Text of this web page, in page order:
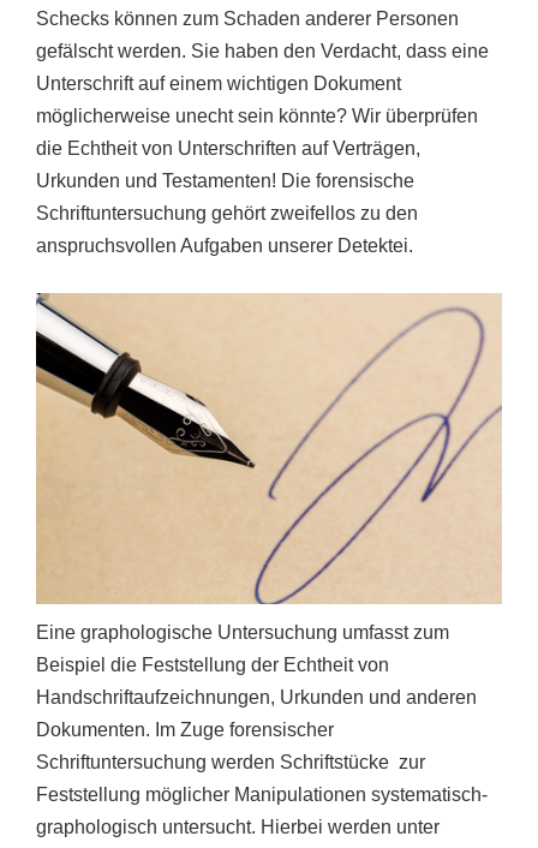
Schecks können zum Schaden anderer Personen
gefälscht werden. Sie haben den Verdacht, dass eine
Unterschrift auf einem wichtigen Dokument
möglicherweise unecht sein könnte? Wir überprüfen
die Echtheit von Unterschriften auf Verträgen,
Urkunden und Testamenten! Die forensische
Schriftuntersuchung gehört zweifellos zu den
anspruchsvollen Aufgaben unserer Detektei.
Eine graphologische Untersuchung umfasst zum
Beispiel die Feststellung der Echtheit von
Handschriftaufzeichnungen, Urkunden und anderen
Dokumenten. Im Zuge forensischer
Schriftuntersuchung werden Schriftstücke zur
Feststellung möglicher Manipulationen systematisch-
graphologisch untersucht. Hierbei werden unter